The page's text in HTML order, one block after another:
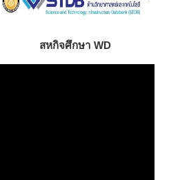
สหกิจศึกษา WD